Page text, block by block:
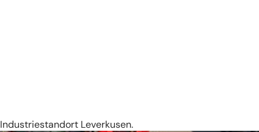
Leverkusen.